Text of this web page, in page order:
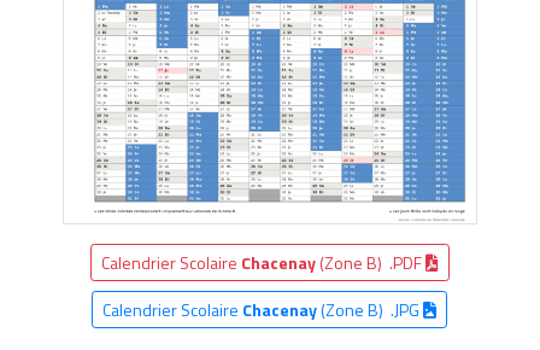
Calendrier Scolaire Chacenay(Zone B) .PDF
Calendrier Scolaire Chacenay(Zone B) .JPG